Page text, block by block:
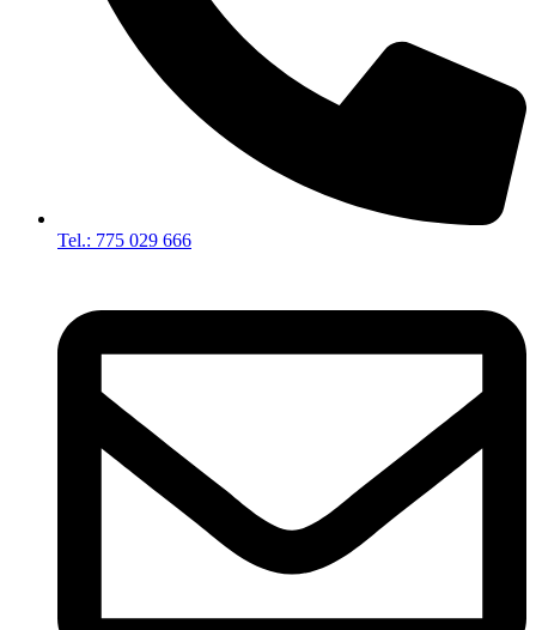
Tel.: 775 029 666